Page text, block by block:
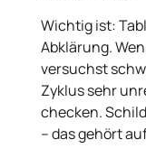
Wichtig ist:
Abklärung.
versuchst
Zyklus sehr
checken.
– das gehört